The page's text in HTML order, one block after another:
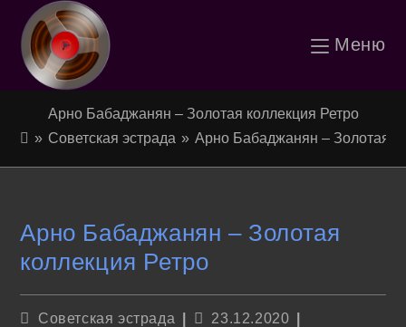
Перейти
содержимому
Меню
Арно Бабаджанян – Золотая коллекция Ретро
» Советская эстрада » Арно Бабаджанян – Золотая
Арно Бабаджанян – Золотая
коллекция Ретро
Рубрика
Советская эстрада
Запись
23.12.2020